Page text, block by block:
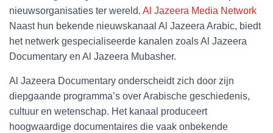
nieuwsorganisaties ter wereld. Al Jazeera Media Network
Naast hun bekende nieuwskanaal Al Jazeera Arabic, biedt
het netwerk gespecialiseerde kanalen zoals Al Jazeera
Documentary en Al Jazeera Mubasher.
Al Jazeera Documentary onderscheidt zich door zijn
diepgaande programma’s over Arabische geschiedenis,
cultuur en wetenschap. Het kanaal produceert
hoogwaardige documentaires die vaak onbekende